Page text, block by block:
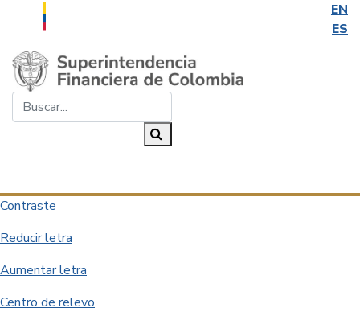
EN
ES
Saltar al contenido principal
Contraste
Reducir letra
Aumentar letra
Centro de relevo